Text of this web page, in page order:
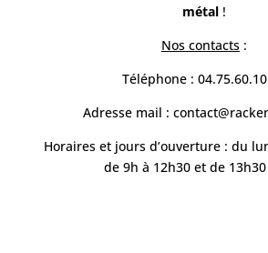
métal!
Nos contacts:
Téléphone :
Adresse mail :
Horaires et jours d’ouverture : du
de 9h à 12h30 et de